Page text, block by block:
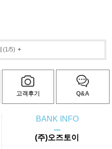
(1/5)+
고객후기 Q&A
BANK INFO
ㅡ
(주)오즈토이